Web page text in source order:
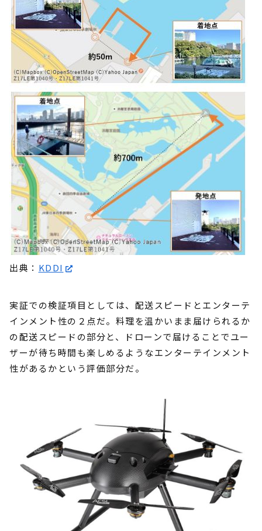
出典： KDDI
実証での検証項目としては、配送スピードとエンターテ
インメント性の２点だ。料理を温かいまま届けられるか
の配送スピードの部分と、ドローンで届けることでユー
ザーが待ち時間も楽しめるようなエンターテインメント
性があるかという評価部分だ。